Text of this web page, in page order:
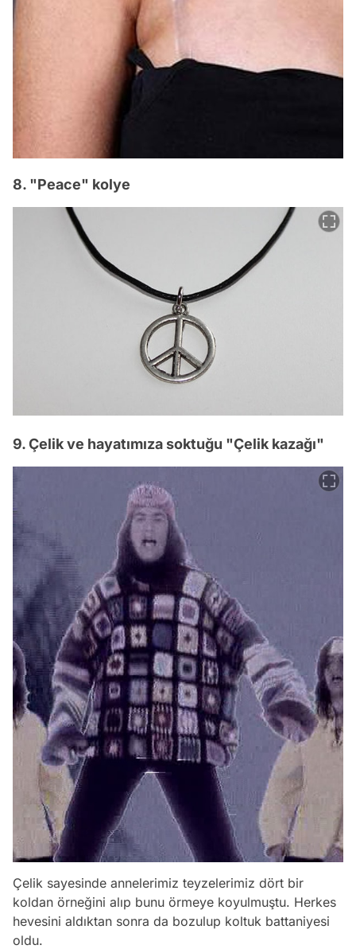
8. "Peace" kolye
9. Çelik ve hayatımıza soktuğu "Çelik kazağı"
Çelik sayesinde annelerimiz teyzelerimiz dört bir
koldan örneğini alıp bunu örmeye koyulmuştu. Herkes
hevesini aldıktan sonra da bozulup koltuk battaniyesi
oldu.